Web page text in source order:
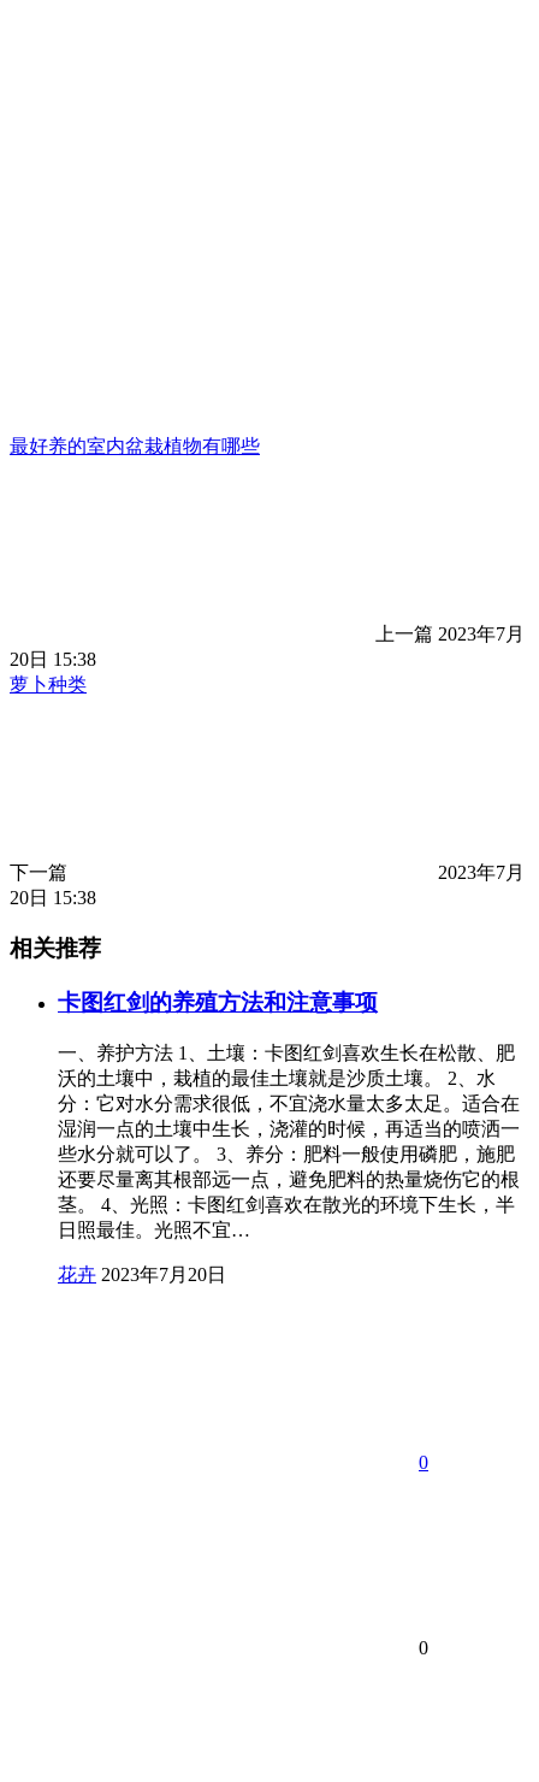
最好养的室内盆栽植物有哪些
上一篇 2023年7月
20日 15:38
萝卜种类
下一篇
2023年7月
20日 15:38
相关推荐
卡图红剑的养殖方法和注意事项
一、养护方法 1、土壤：卡图红剑喜欢生长在松散、肥
沃的土壤中，栽植的最佳土壤就是沙质土壤。 2、水
分：它对水分需求很低，不宜浇水量太多太足。适合在
湿润一点的土壤中生长，浇灌的时候，再适当的喷洒一
些水分就可以了。 3、养分：肥料一般使用磷肥，施肥
还要尽量离其根部远一点，避免肥料的热量烧伤它的根
茎。 4、光照：卡图红剑喜欢在散光的环境下生长，半
日照最佳。光照不宜…
花卉 2023年7月20日
0
0